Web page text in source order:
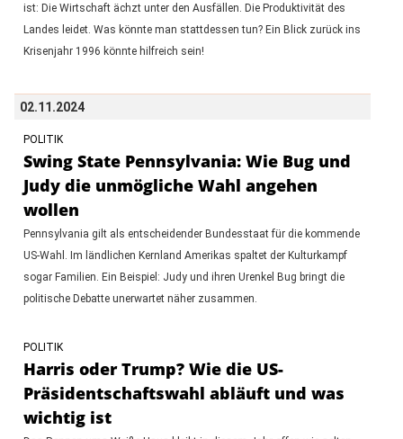
ist: Die Wirtschaft ächzt unter den Ausfällen. Die Produktivität des
Landes leidet. Was könnte man stattdessen tun? Ein Blick zurück ins
Krisenjahr 1996 könnte hilfreich sein!
02.11.2024
POLITIK
Swing State Pennsylvania: Wie Bug und
Judy die unmögliche Wahl angehen
wollen
Pennsylvania gilt als entscheidender Bundesstaat für die kommende
US-Wahl. Im ländlichen Kernland Amerikas spaltet der Kulturkampf
sogar Familien. Ein Beispiel: Judy und ihren Urenkel Bug bringt die
politische Debatte unerwartet näher zusammen.
POLITIK
Harris oder Trump? Wie die US-
Präsidentschaftswahl abläuft und was
wichtig ist